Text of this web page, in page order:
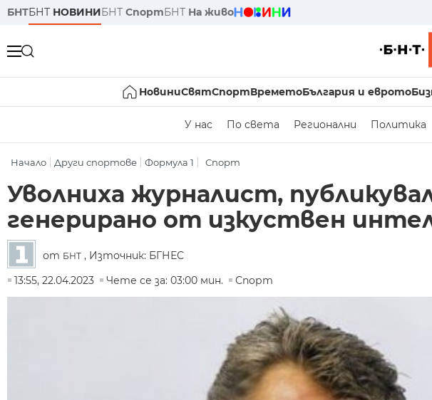
БНТБНТ НОВИНИБНТ СпортБНТ На живо
НовиниСвятСпортВреметоБългария и еврото
У нас По света Регионални Политика
Начало Други спортове Формула 1 Спорт
Уволниха журналист,
генерирано от изкуствен
от БНТ , Източник: БГНЕС
13:55, 22.04.2023
Чете се за: 03:00 мин. Спорт